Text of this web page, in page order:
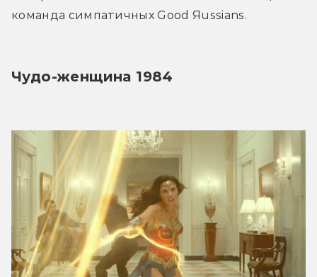
команда симпатичных Good Яussians.
Чудо-женщина 1984